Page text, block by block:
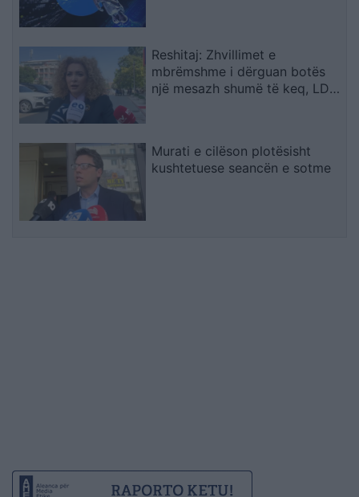
Reshitaj: Zhvillimet e
mbrëmshme i dërguan botës
një mesazh shumë të keq, LDK-
Murati e cilëson plotësisht
kushtetuese seancën e sotme